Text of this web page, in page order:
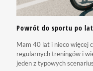
Powrót do sportu po
Mam 40 lat i nieco więcej
regularnych treningów i
jeden z typowych